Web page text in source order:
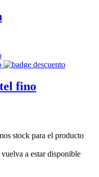
fino
stock para el producto
a estar disponible